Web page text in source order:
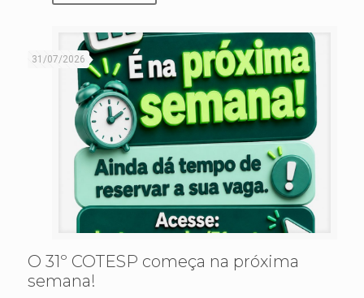
31/07/2026
O 31º COTESP começa na próxima
semana!